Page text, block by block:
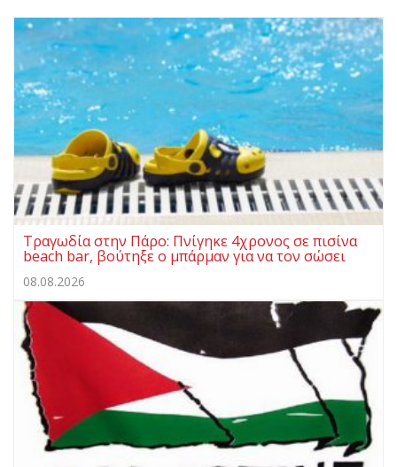
Τραγωδία στην Πάρο: Πνίγηκε 4χρονος σε πισίνα
beach bar, βούτηξε ο μπάρμαν για να τον σώσει
08.08.2026